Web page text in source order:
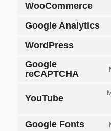
WooCommerce
Google Analytics
WordPress
Google
reCAPTCHA
YouTube
Google Fonts